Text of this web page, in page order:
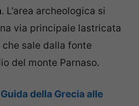
. L’area archeologica si
via principale lastricata
che sale dalla fonte
del monte Parnaso.
Guida della Grecia alle